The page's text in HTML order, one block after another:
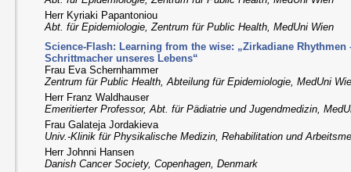
Herr Kyriaki Papantoniou
Abt. für Epidemiologie, Zentrum für Public Health, MedUni Wien
Science-Flash: Learning from the wise: „Zirkadiane Rhythmen
Schrittmacher unseres Lebens“
Frau Eva Schernhammer
Zentrum für Public Health, Abteilung für Epidemiologie, MedUni
Herr Franz Waldhauser
Emeritierter Professor, Abt. für Pädiatrie und Jugendmedizin,
Frau Galateja Jordakieva
Univ.-Klinik für Physikalische Medizin, Rehabilitation und
Herr Johnni Hansen
Danish Cancer Society, Copenhagen, Denmark